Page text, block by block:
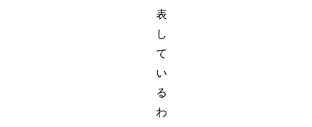
表
し
て
い
る
わ